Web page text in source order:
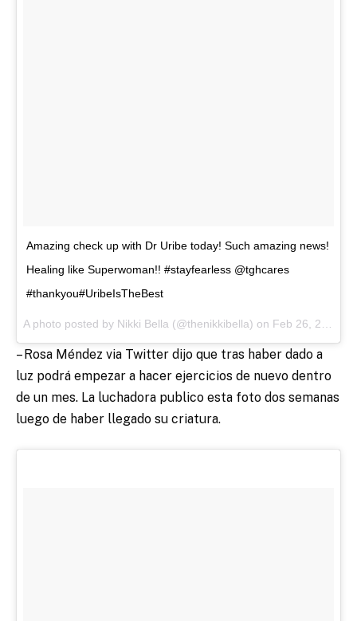
Amazing check up with Dr Uribe today! Such amazing news!
Healing like Superwoman!! #stayfearless @tghcares
#thankyou#UribeIsTheBest
A photo posted by Nikki Bella (@thenikkibella) on Feb 26, 2016 at 10:48am PST
– Rosa Méndez via Twitter dijo que tras haber dado a
luz podrá empezar a hacer ejercicios de nuevo dentro
de un mes. La luchadora publico esta foto dos semanas
luego de haber llegado su criatura.